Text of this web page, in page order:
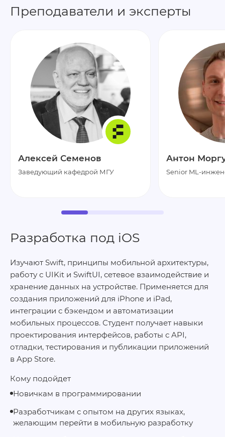
Преподаватели и эксперты
Алексей Семенов
Заведующий кафедрой МГУ
Антон
Senior ML-
Разработка под iOS
Изучают Swift, принципы мобильной архитектуры,
работу с UIKit и SwiftUI, сетевое взаимодействие и
хранение данных на устройстве. Применяется для
создания приложений для iPhone и iPad,
интеграции с бэкендом и автоматизации
мобильных процессов. Студент получает навыки
проектирования интерфейсов, работы с API,
отладки, тестирования и публикации приложений
в App Store.
Кому подойдет
Новичкам в программировании
Разработчикам с опытом на других языках,
желающим перейти в мобильную разработку